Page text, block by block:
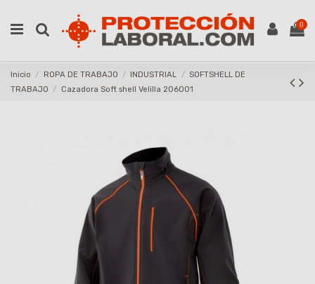
0
Inicio ROPA DE TRABAJO INDUSTRIAL
SOFTSHELL DE
TRABAJO
Cazadora Soft shell Velilla 206001